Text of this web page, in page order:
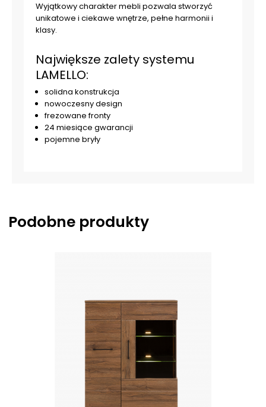
Wyjątkowy charakter mebli pozwala stworzyć
unikatowe i ciekawe wnętrze, pełne harmonii i
klasy.
Największe zalety systemu
LAMELLO:
solidna konstrukcja
nowoczesny design
frezowane fronty
24 miesiące gwarancji
pojemne bryły
Podobne produkty